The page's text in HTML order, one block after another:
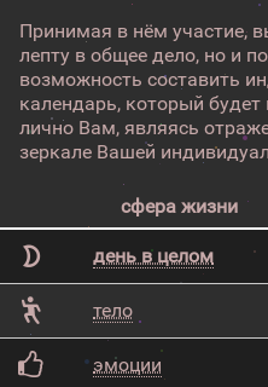
Принимая в нём участие,
лепту в общее дело, но и
возможность составить
календарь, который
лично Вам, являясь
зеркале Вашей
сфера жизни
день в целом
тело
эмоции